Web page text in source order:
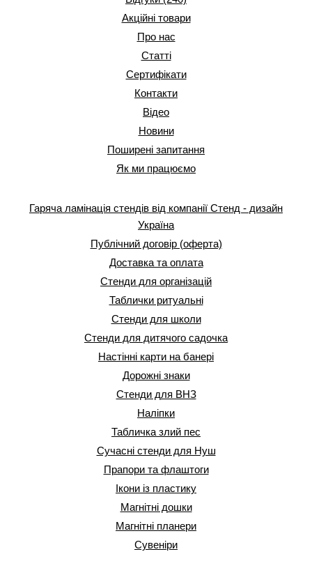
Акційні товари
Про нас
Статті
Сертифікати
Контакти
Відео
Новини
Поширені запитання
Як ми працюємо
Гаряча ламінація стендів від компанії Стенд - дизайн
Україна
Публічний договір (оферта)
Доставка та оплата
Стенди для організацій
Таблички ритуальні
Стенди для школи
Стенди для дитячого садочка
Настінні карти на банері
Дорожні знаки
Стенди для ВНЗ
Наліпки
Табличка злий пес
Сучасні стенди для Нуш
Прапори та флаштоги
Ікони із пластику
Магнітні дошки
Магнітні планери
Сувеніри